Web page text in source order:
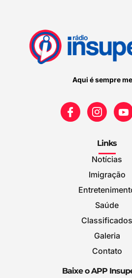
Aqui é sempre
Links
Notícias
Imigração
Saúde
Classificados
Galeria
Contato
Baixe o APP